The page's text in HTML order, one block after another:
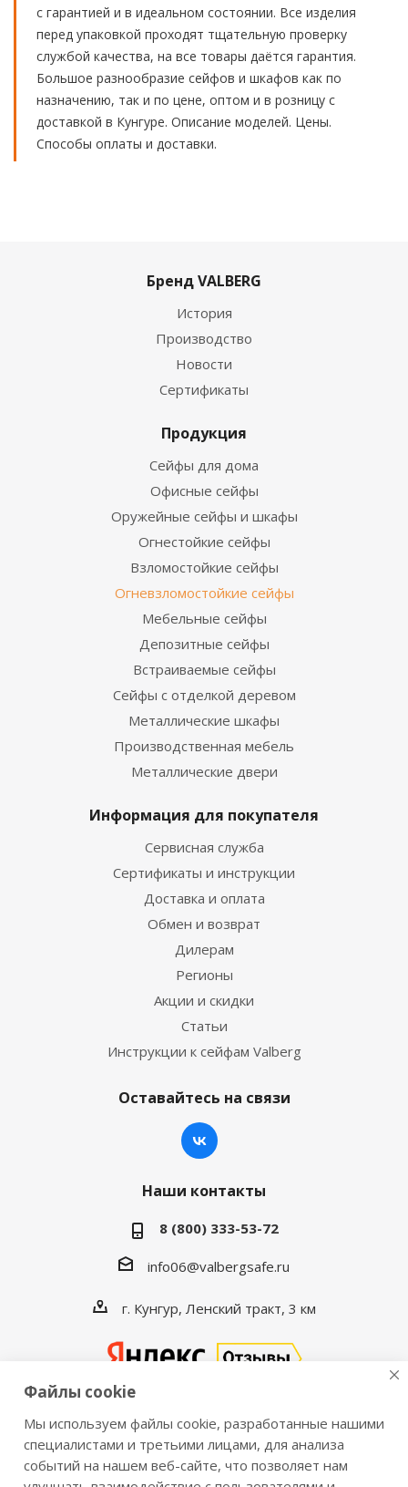
с гарантией и в идеальном состоянии. Все изделия
перед упаковкой проходят тщательную проверку
службой качества, на все товары даётся гарантия.
Большое разнообразие сейфов и шкафов как по
назначению, так и по цене, оптом и в розницу с
доставкой в Кунгуре. Описание моделей. Цены.
Способы оплаты и доставки.
Бренд VALBERG
История
Производство
Новости
Сертификаты
Продукция
Сейфы для дома
Офисные сейфы
Оружейные сейфы и шкафы
Огнестойкие сейфы
Взломостойкие сейфы
Огневзломостойкие сейфы
Мебельные сейфы
Депозитные сейфы
Встраиваемые сейфы
Сейфы с отделкой деревом
Металлические шкафы
Производственная мебель
Металлические двери
Информация для покупателя
Сервисная служба
Сертификаты и инструкции
Доставка и оплата
Обмен и возврат
Дилерам
Регионы
Акции и скидки
Статьи
Инструкции к сейфам Valberg
Оставайтесь на связи
Наши контакты
8 (800) 333-53-72
info06@valbergsafe.ru
г. Кунгур, Ленский тракт, 3 км
2016-2026 © VALBERGSAFE.RU — Интернет-магазин
сейфов Valberg и металлической мебели Практик.
Файлы cookie
Мы используем файлы cookie, разработанные нашими
специалистами и третьими лицами, для анализа
событий на нашем веб-сайте, что позволяет нам